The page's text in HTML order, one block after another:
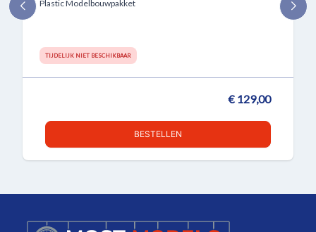
Plastic Modelbouwpakket
TIJDELIJK NIET BESCHIKBAAR
€ 129,00
BESTELLEN